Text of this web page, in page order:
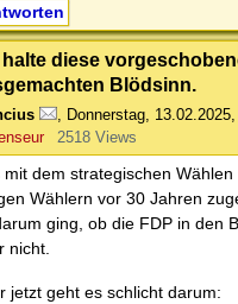
halte diese
Blödsinn.
Donnerstag,
2518 Views
mit dem strategischen
Wählern vor 30 Jahren
ging, ob die FDP in den
nicht.
jetzt geht es schlicht darum: